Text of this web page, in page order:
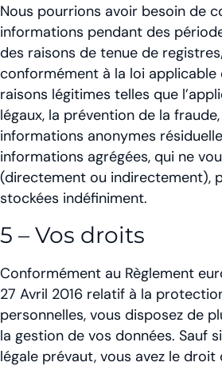
Nous pourrions avoir besoin de
informations pendant des
des raisons de tenue de
conformément à la loi applicable
raisons légitimes telles que
légaux, la prévention de la
informations anonymes
informations agrégées, qui ne
(directement ou indirectement),
stockées indéfiniment.
5 – Vos droits
Conformément au Règlement
27 Avril 2016 relatif à la
personnelles, vous disposez de
la gestion de vos données. Sauf
légale prévaut, vous avez le droit